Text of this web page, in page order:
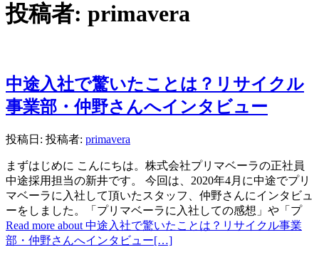
投稿者: primavera
中途入社で驚いたことは？リサイクル
事業部・仲野さんへインタビュー
投稿日: 投稿者: primavera
まずはじめに こんにちは。株式会社プリマベーラの正社員
中途採用担当の新井です。 今回は、2020年4月に中途でプリ
マベーラに入社して頂いたスタッフ、仲野さんにインタビュ
ーをしました。「プリマベーラに入社しての感想」や「プ
Read more about 中途入社で驚いたことは？リサイクル事業
部・仲野さんへインタビュー[…]